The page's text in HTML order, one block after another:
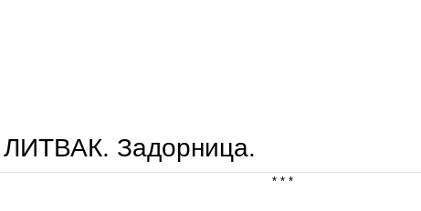
ЛИТВАК. Задорница.
* * *